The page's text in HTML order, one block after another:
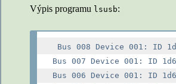
Výpis programu lsusb:
Bus 008 Device 001: ID
Bus 007 Device 001: ID
Bus 006 Device 001: ID